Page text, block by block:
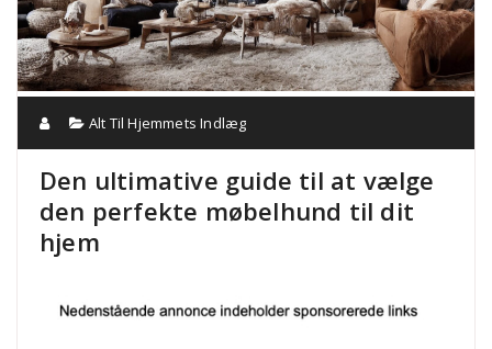
Alt Til Hjemmets Indlæg
Den ultimative guide til at vælge
den perfekte møbelhund til dit
hjem